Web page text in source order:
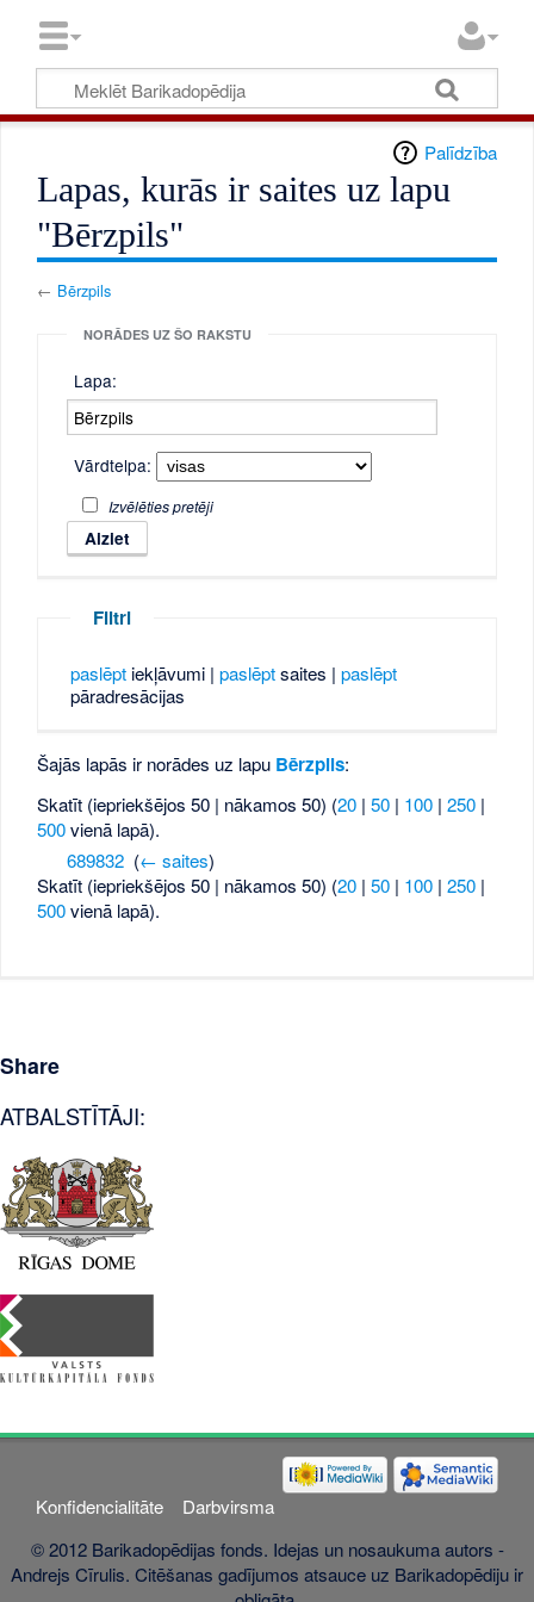
Palīdzība
Lapas, kurās ir saites uz lapu
"Bērzpils"
← Bērzpils
NORĀDES UZ ŠO RAKSTU
Lapa:
Vārdtelpa:
Izvēlēties pretēji
Filtri
paslēptiekļāvumi | paslēptsaites | paslēpt
pāradresācijas
Šajās lapās ir norādes uz lapu Bērzpils:
Skatīt (iepriekšējos 50 | nākamos 50) (20 |50 | 100 |250 |
500vienā lapā).
689832‎ (← saites)
Skatīt (iepriekšējos 50 | nākamos 50) (20 |50 | 100 |250 |
500vienā lapā).
Share
ATBALSTĪTĀJI:
Konfidencialitāte
Darbvirsma
© 2012 Barikadopēdijas fonds. Idejas un nosaukuma autors -
Andrejs Cīrulis. Citēšanas gadījumos atsauce uz Barikadopēdiju ir